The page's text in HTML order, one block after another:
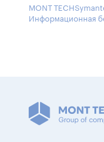
MONT TECH
Информационная